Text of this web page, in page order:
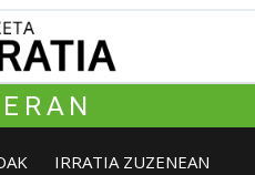
IRRATIA ZUZENEAN